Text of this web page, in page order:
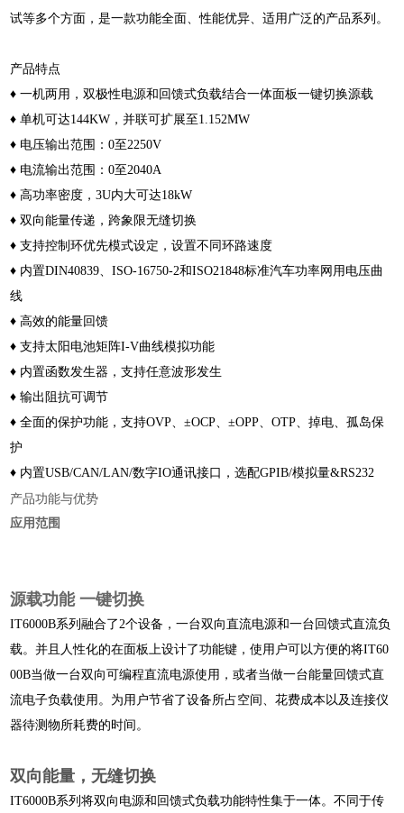
试等多个方面，是一款功能全面、性能优异、适用广泛的产品系列。
产品特点
♦ 一机两用，双极性电源和回馈式负载结合一体面板一键切换源载
♦ 单机可达144KW，并联可扩展至1.152MW
♦ 电压输出范围：0至2250V
♦ 电流输出范围：0至2040A
♦ 高功率密度，3U内大可达18kW
♦ 双向能量传递，跨象限无缝切换
♦ 支持控制环优先模式设定，设置不同环路速度
♦ 内置DIN40839、ISO-16750-2和ISO21848标准汽车功率网用电压曲
线
♦ 高效的能量回馈
♦ 支持太阳电池矩阵I-V曲线模拟功能
♦ 内置函数发生器，支持任意波形发生
♦ 输出阻抗可调节
♦ 全面的保护功能，支持OVP、±OCP、±OPP、OTP、掉电、孤岛保
护
♦ 内置USB/CAN/LAN/数字IO通讯接口，选配GPIB/模拟量&RS232
产品功能与优势
应用范围
源载功能 一键切换
IT6000B系列融合了2个设备，一台双向直流电源和一台回馈式直流负
载。并且人性化的在面板上设计了功能键，使用户可以方便的将IT60
00B当做一台双向可编程直流电源使用，或者当做一台能量回馈式直
流电子负载使用。为用户节省了设备所占空间、花费成本以及连接仪
器待测物所耗费的时间。
双向能量，无缝切换
IT6000B系列将双向电源和回馈式负载功能特性集于一体。不同于传